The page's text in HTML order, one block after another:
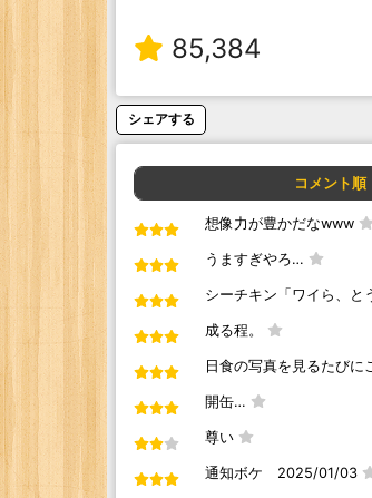
85,384
シェアする
コメント順
想像力が豊かだなwww
うますぎやろ…
シーチキン「ワイら、と
成る程。
日食の写真を見るたびに
開缶…
尊い
通知ボケ 2025/01/03